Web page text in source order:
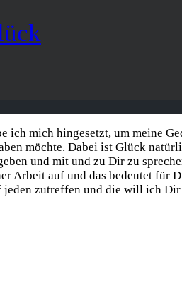
ich mich hingesetzt, um meine
möchte. Dabei ist Glück
und mit und zu Dir zu
Arbeit auf und das bedeutet für
zutreffen und die will ich